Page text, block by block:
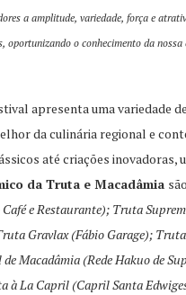
a amplitude, variedade, força e
oportunizando o conhecimento da
apresenta uma variedade
da culinária regional e
até criações inovadoras,
da Truta e Macadâmia
e Restaurante); Truta
Gravlax (Fábio Garage);
Macadâmia (Rede Hakuo de
à La Capril (Capril Santa